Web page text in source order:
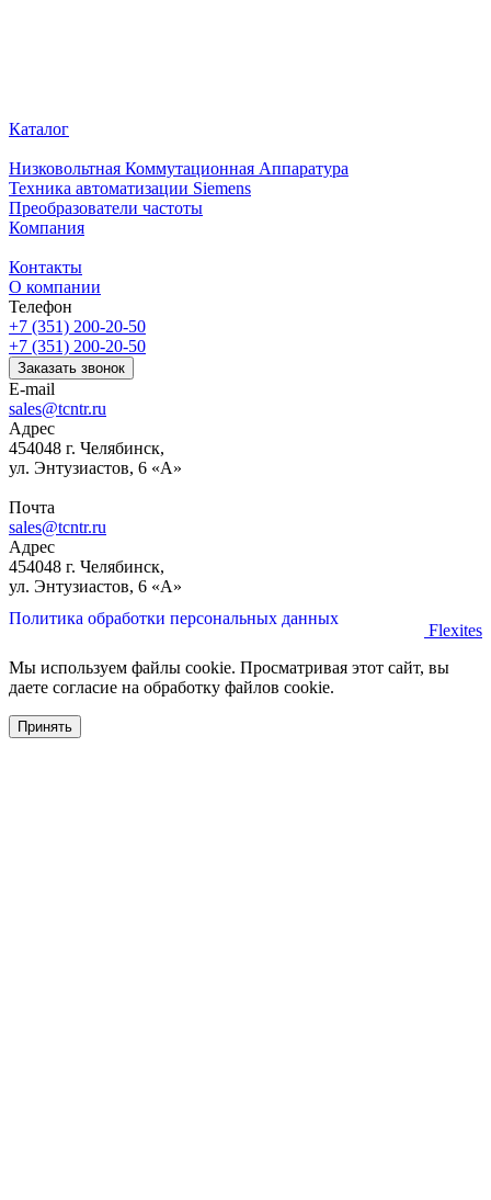
Каталог
Низковольтная Коммутационная Аппаратура
Техника автоматизации Siemens
Преобразователи частоты
Компания
Контакты
О компании
Телефон
+7 (351) 200-20-50
+7 (351) 200-20-50
Заказать звонок
E-mail
sales@tcntr.ru
Адрес
454048 г. Челябинск,
ул. Энтузиастов, 6 «А»
Почта
sales@tcntr.ru
Адрес
454048 г. Челябинск,
ул. Энтузиастов, 6 «А»
Политика обработки персональных данных
Flexites
Мы используем файлы cookie. Просматривая этот сайт, вы
даете согласие на обработку файлов cookie.
Принять